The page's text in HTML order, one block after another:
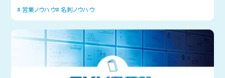
営業ノウハウ 名刺ノウハウ